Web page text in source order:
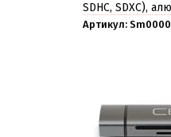
SDHC, SDXC),
Артикул: